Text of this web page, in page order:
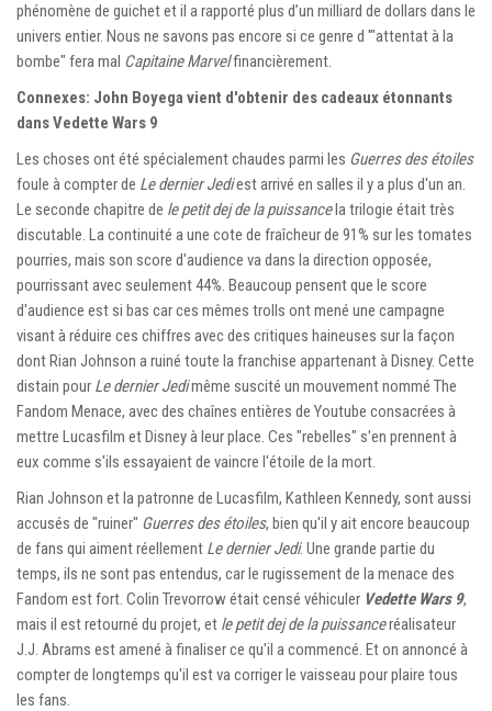
phénomène de guichet et il a rapporté plus d’un milliard de dollars dans le
univers entier. Nous ne savons pas encore si ce genre d '"attentat à la
bombe" fera mal Capitaine Marvelfinancièrement.
Connexes: John Boyega vient d'obtenir des cadeaux étonnants
dans Vedette Wars 9
Les choses ont été spécialement chaudes parmi les Guerres des étoiles
foule à compter de Le dernier Jediest arrivé en salles il y a plus d'un an.
Le seconde chapitre de le petit dej de la puissancela trilogie était très
discutable. La continuité a une cote de fraîcheur de 91% sur les tomates
pourries, mais son score d'audience va dans la direction opposée,
pourrissant avec seulement 44%. Beaucoup pensent que le score
d'audience est si bas car ces mêmes trolls ont mené une campagne
visant à réduire ces chiffres avec des critiques haineuses sur la façon
dont Rian Johnson a ruiné toute la franchise appartenant à Disney. Cette
distain pour Le dernier Jedimême suscité un mouvement nommé The
Fandom Menace, avec des chaînes entières de Youtube consacrées à
mettre Lucasfilm et Disney à leur place. Ces "rebelles" s'en prennent à
eux comme s'ils essayaient de vaincre l'étoile de la mort.
Rian Johnson et la patronne de Lucasfilm, Kathleen Kennedy, sont aussi
accusés de "ruiner" Guerres des étoiles, bien qu'il y ait encore beaucoup
de fans qui aiment réellement Le dernier Jedi. Une grande partie du
temps, ils ne sont pas entendus, car le rugissement de la menace des
Fandom est fort. Colin Trevorrow était censé véhiculer Vedette Wars 9,
mais il est retourné du projet, et le petit dej de la puissanceréalisateur
J.J. Abrams est amené à finaliser ce qu'il a commencé. Et on annoncé à
compter de longtemps qu'il est va corriger le vaisseau pour plaire tous
les fans.